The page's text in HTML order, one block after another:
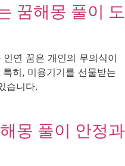
꿈해몽 풀이 도
연 꿈은 개인의 무의식이
히, 미용기기를 선물받는
습니다.
몽 풀이 안정과